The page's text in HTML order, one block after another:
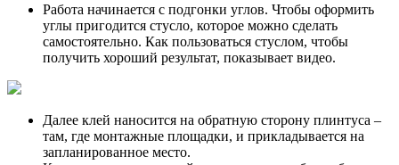
Работа начинается с подгонки углов. Чтобы оформить
углы пригодится стусло, которое можно сделать
самостоятельно. Как пользоваться стуслом, чтобы
получить хороший результат, показывает видео.
Далее клей наносится на обратную сторону плинтуса –
там, где монтажные площадки, и прикладывается на
запланированное место.